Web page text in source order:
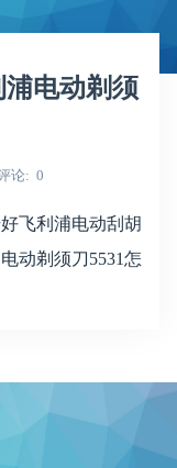
电动剃须
论 0
飞利浦电动刮胡
动剃须刀5531怎